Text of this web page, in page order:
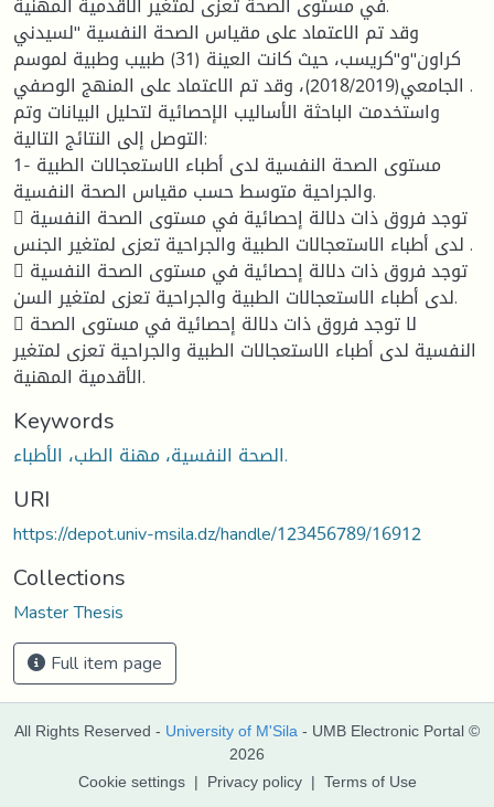
وقد تم الاعتماد على مقياس الصحة النفسية "لسيدني
كراون"و"كريسب، حيث كانت العينة (31) طبيب وطبية لموسم
الجامعي(2018/2019)، وقد تم الاعتماد على المنهج الوصفي .
واستخدمت الباحثة الأساليب الإحصائية لتحليل البيانات وتم
التوصل إلى النتائج التالية:
1- مستوى الصحة النفسية لدى أطباء الاستعجالات الطبية
والجراحية متوسط حسب مقياس الصحة النفسية.
 توجد فروق ذات دلالة إحصائية في مستوى الصحة النفسية
لدى أطباء الاستعجالات الطبية والجراحية تعزى لمتغير الجنس .
 توجد فروق ذات دلالة إحصائية في مستوى الصحة النفسية
لدى أطباء الاستعجالات الطبية والجراحية تعزى لمتغير السن.
 لا توجد فروق ذات دلالة إحصائية في مستوى الصحة
النفسية لدى أطباء الاستعجالات الطبية والجراحية تعزى لمتغير
الأقدمية المهنية.
Keywords
الصحة النفسية، مهنة الطب، الأطباء.
URI
https://depot.univ-msila.dz/handle/123456789/16912
Collections
Master Thesis
Full item page
All Rights Reserved - University of M'Sila - UMB Electronic Portal ©
2026
Cookie settings | Privacy policy | Terms of Use